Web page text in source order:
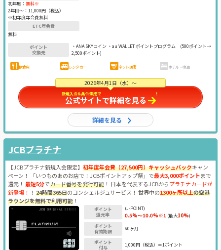
初年度： 無料※
2年目〜： 11,000円（税込）
※初年度年会費無料
ETC年会費
無料
ポイント
交換先
・ANA SKYコイン ・au WALLET ポイントプログラム (500ポイント→
2,500ポイント)
飲食店 レンタカー ネット通販 ホテル・宿泊
新規入会＆条件達成で ！
2026年4月1日（水）～
公式サイトで詳細を見る
詳細を見る
JCBプラチナ
【JCBプラチナ新規入会限定】 初年度年会費（27,500円）キャッシュバックキャン
ペーン！ 「いつものあのお店で！JCBポイントアップ祭」で最大3,000ポイントまで
還元！ 最短5分でカード番号を発行可能 ！ 日本を代表するJCBからプラチナカードが
新登場！ ！ 24時間365日のコンシェルジュサービス！ 世界中の1300ヶ所以上の空港
ラウンジを無料で利用可能 ！
ポイント
還元率
(J-POINT)
0.5%～10.0%※1(最大10%)
ポイント
有効期限
60ヶ月
ポイント
付与
1,000円（税込）＝1ポイント